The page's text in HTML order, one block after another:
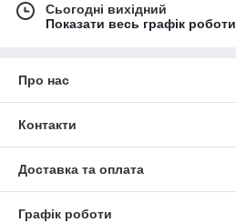
Сьогодні вихідний
Показати весь графік роботи
Про нас
Контакти
Доставка та оплата
Графік роботи